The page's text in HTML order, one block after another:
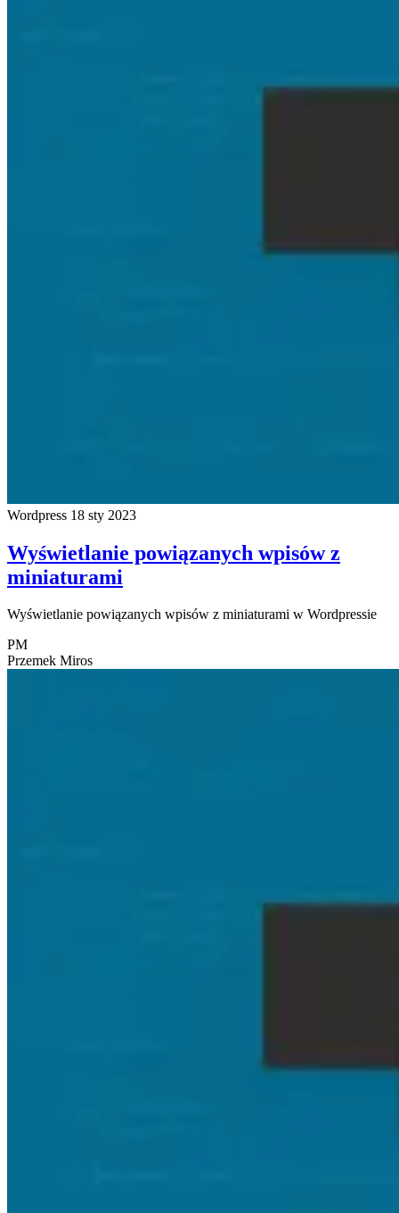
Wordpress 18 sty 2023
Wyświetlanie powiązanych wpisów z
miniaturami
Wyświetlanie powiązanych wpisów z miniaturami w Wordpressie
PM
Przemek Miros